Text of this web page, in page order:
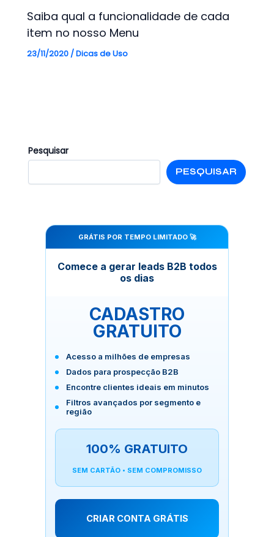
Saiba qual a funcionalidade de cada
item no nosso Menu
23/11/2020 /Dicas de Uso
Pesquisar
PESQUISAR
GRÁTIS POR TEMPO LIMITADO 🚀
Comece a gerar leads B2B todos
os dias
CADASTRO
GRATUITO
Acesso a milhões de empresas
Dados para prospecção B2B
Encontre clientes ideais em minutos
Filtros avançados por segmento e
região
100% GRATUITO
SEM CARTÃO • SEM COMPROMISSO
CRIAR CONTA GRÁTIS